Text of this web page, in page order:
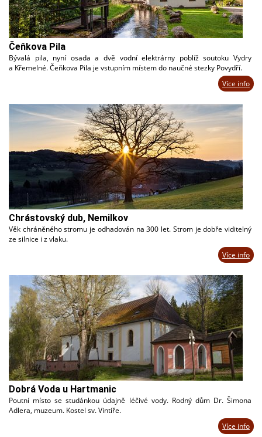
Čeňkova Pila
Bývalá pila, nyní osada a dvě vodní elektrárny poblíž soutoku Vydry
a Křemelné. Čeňkova Pila je vstupním místem do naučné stezky Povydří.
Více info
Chrástovský dub, Nemilkov
Věk chráněného stromu je odhadován na 300 let. Strom je dobře viditelný
ze silnice i z vlaku.
Více info
Dobrá Voda u Hartmanic
Poutní místo se studánkou údajně léčivé vody. Rodný dům Dr. Šimona
Adlera, muzeum. Kostel sv. Vintíře.
Více info